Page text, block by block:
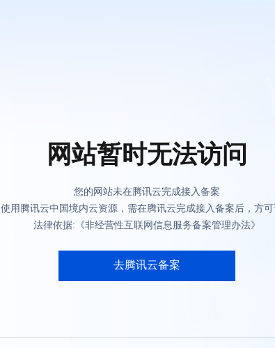
网站暂时无法访问
您的网站未在腾讯云完成接入备案
使用腾讯云中国境内云资源，需在腾讯云完成接入备案后，方
法律依据:《非经营性互联网信息服务备案管理办法》
去腾讯云备案